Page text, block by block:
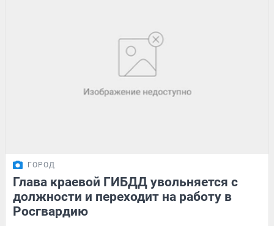
ГОРОД
Глава краевой ГИБДД увольняется с
должности и переходит на работу в
Росгвардию